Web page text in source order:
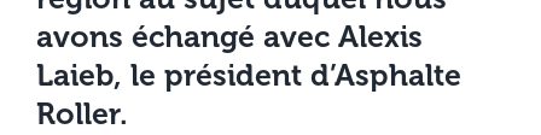
avons échangé avec Alexis
Laieb, le président d’Asphalte
Roller.